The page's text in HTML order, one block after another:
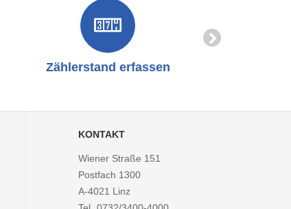
Zählerstand erfassen
KONTAKT
Wiener Straße 151
Postfach 1300
A-4021 Linz